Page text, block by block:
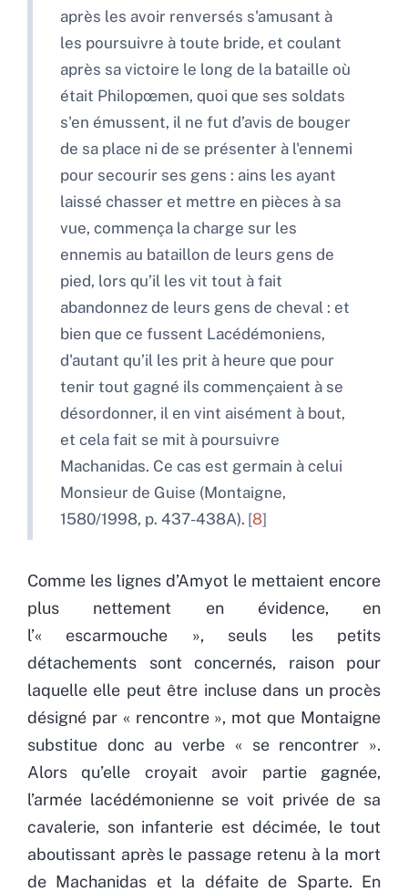
après les avoir renversés s'amusant à
les poursuivre à toute bride, et coulant
après sa victoire le long de la bataille où
était Philopœmen, quoi que ses soldats
s'en émussent, il ne fut d’avis de bouger
de sa place ni de se présenter à l'ennemi
pour secourir ses gens : ains les ayant
laissé chasser et mettre en pièces à sa
vue, commença la charge sur les
ennemis au bataillon de leurs gens de
pied, lors qu’il les vit tout à fait
abandonnez de leurs gens de cheval : et
bien que ce fussent Lacédémoniens,
d'autant qu’il les prit à heure que pour
tenir tout gagné ils commençaient à se
désordonner, il en vint aisément à bout,
et cela fait se mit à poursuivre
Machanidas. Ce cas est germain à celui
Monsieur de Guise (Montaigne,
1580/1998, p. 437-438A). 8
Comme les lignes d’Amyot le mettaient encore
plus nettement en évidence, en
l’« escarmouche », seuls les petits
détachements sont concernés, raison pour
laquelle elle peut être incluse dans un procès
désigné par « rencontre », mot que Montaigne
substitue donc au verbe « se rencontrer ».
Alors qu’elle croyait avoir partie gagnée,
l’armée lacédémonienne se voit privée de sa
cavalerie, son infanterie est décimée, le tout
aboutissant après le passage retenu à la mort
de Machanidas et la défaite de Sparte. En